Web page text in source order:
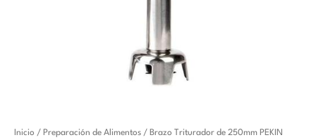
Inicio / Preparación de Alimentos / Brazo Triturador de 250mm PEKIN
El
El
Brazo